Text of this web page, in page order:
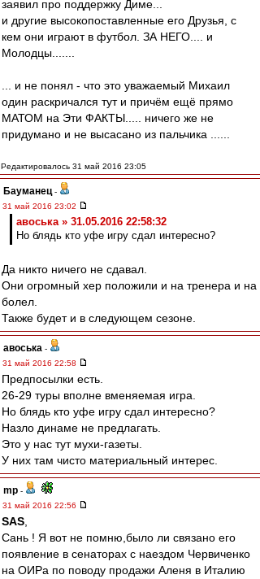
заявил про поддержку Диме...
и другие высокопоставленные его Друзья, c
кем они играют в футбол. ЗА НЕГО.... и
Молодцы.......
... и не понял - что это уважаемый Михаил
один раскричался тут и причём ещё прямо
МАТОМ на Эти ФАКТЫ..... ничего же не
придумано и не высасано из пальчика ......
Редактировалось 31 май 2016 23:05
Бауманец -
31 май 2016 23:02
авоська » 31.05.2016 22:58:32
Но блядь кто уфе игру сдал интересно?
Да никто ничего не сдавал.
Они огромный хер положили и на тренера и на
болел.
Также будет и в следующем сезоне.
авоська -
31 май 2016 22:58
Предпосылки есть.
26-29 туры вполне вменяемая игра.
Но блядь кто уфе игру сдал интересно?
Назло динаме не предлагать.
Это у нас тут мухи-газеты.
У них там чисто материальный интерес.
mp -
31 май 2016 22:56
SAS
Сань ! Я вот не помню,было ли связано его
появление в сенаторах с наездом Червиченко
на ОИРа по поводу продажи Аленя в Италию